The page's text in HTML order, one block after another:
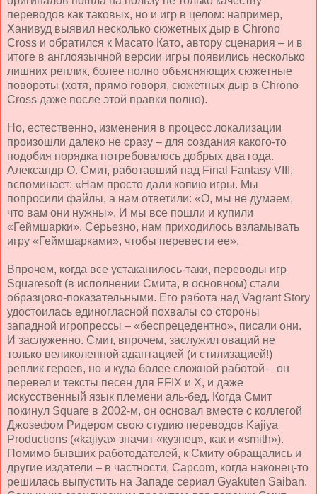
переводов как таковых, но и игр в целом: например,
Ханивуд выявил несколько сюжетных дыр в Chrono
Cross и обратился к Масато Като, автору сценария – и в
итоге в англоязычной версии игры появились несколько
лишних реплик, более полно объясняющих сюжетные
повороты (хотя, прямо говоря, сюжетных дыр в Chrono
Cross даже после этой правки полно).
Но, естественно, изменения в процесс локализации
произошли далеко не сразу – для создания какого-то
подобия порядка потребовалось добрых два года.
Александр О. Смит, работавший над Final Fantasy VIII ,
вспоминает: «Нам просто дали копию игры. Мы
попросили файлы, а нам ответили: «О, мы не думаем,
что вам они нужны». И мы все пошли и купили
«Геймшарки». Серьезно, нам приходилось взламывать
игру «Геймшарками», чтобы перевести ее».
Впрочем, когда все устаканилось-таки, переводы игр
Squaresoft (в исполнении Смита, в основном) стали
образцово-показательными. Его работа над Vagrant Story
удостоилась единогласной похвалы со стороны
западной игропрессы – «беспрецедентно», писали они.
И заслуженно. Смит, впрочем, заслужил оваций не
только великолепной адаптацией (и стилизацией!)
реплик героев, но и куда более сложной работой – он
перевел и тексты песен для FFIX и X, и даже
искусственный язык племени аль-бед. Когда Смит
покинул Square в 2002-м, он основал вместе с коллегой
Джозефом Ридером свою студию переводов Kajiya
Productions («kajiya» значит «кузнец», как и «smith»).
Помимо бывших работодателей, к Смиту обращались и
другие издатели – в частности, Capcom, когда наконец-то
решилась выпустить на Западе сериал Gyakuten Saiban.